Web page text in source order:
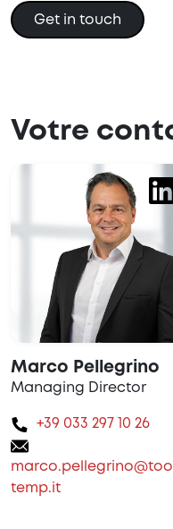
Get in touch
Votre
Marco Pellegrino
Managing Director
+39 033 297 10 26
temp.it